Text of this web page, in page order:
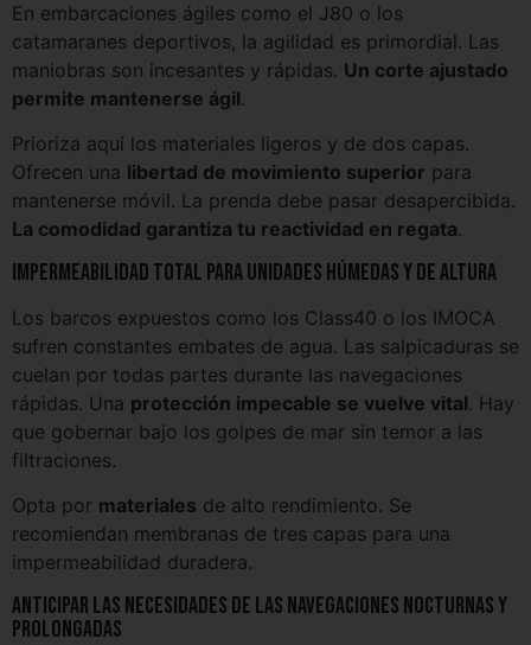
En embarcaciones ágiles como el J80 o los
catamaranes deportivos, la agilidad es primordial. Las
maniobras son incesantes y rápidas. Un corte ajustado
permite mantenerse ágil.
Prioriza aquí los materiales ligeros y de dos capas.
Ofrecen una libertad de movimiento superior para
mantenerse móvil. La prenda debe pasar desapercibida.
La comodidad garantiza tu reactividad en regata.
Impermeabilidad total para unidades húmedas y de altura
Los barcos expuestos como los Class40 o los IMOCA
sufren constantes embates de agua. Las salpicaduras se
cuelan por todas partes durante las navegaciones
rápidas. Una protección impecable se vuelve vital. Hay
que gobernar bajo los golpes de mar sin temor a las
filtraciones.
Opta por materiales de alto rendimiento. Se
recomiendan membranas de tres capas para una
impermeabilidad duradera.
Anticipar las necesidades de las navegaciones nocturnas y
prolongadas